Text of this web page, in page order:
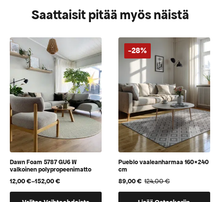
Saattaisit pitää myös näistä
Dawn Foam 5787 GU6 W
valkoinen polypropeenimatto
12,00€–152,00€
Hintaluokka:
12,00 €
-28%
Pueblo vaaleanharmaa 160×240
cm
124,00€
Alkuperäinen
hinta
89,00€
Nykyinen
hinta